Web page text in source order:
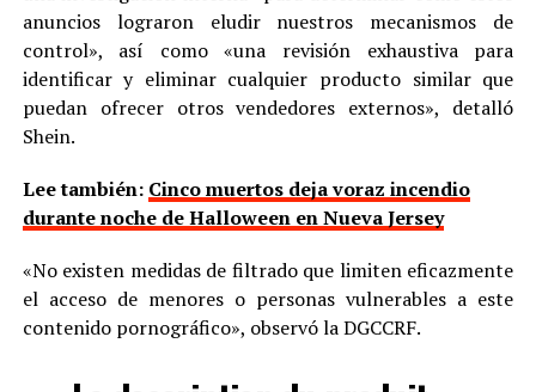
anuncios lograron eludir nuestros mecanismos de
control», así como «una revisión exhaustiva para
identificar y eliminar cualquier producto similar que
puedan ofrecer otros vendedores externos», detalló
Shein.
Lee también: Cinco muertos deja voraz incendio
durante noche de Halloween en Nueva Jersey
«No existen medidas de filtrado que limiten eficazmente
el acceso de menores o personas vulnerables a este
contenido pornográfico», observó la DGCCRF.